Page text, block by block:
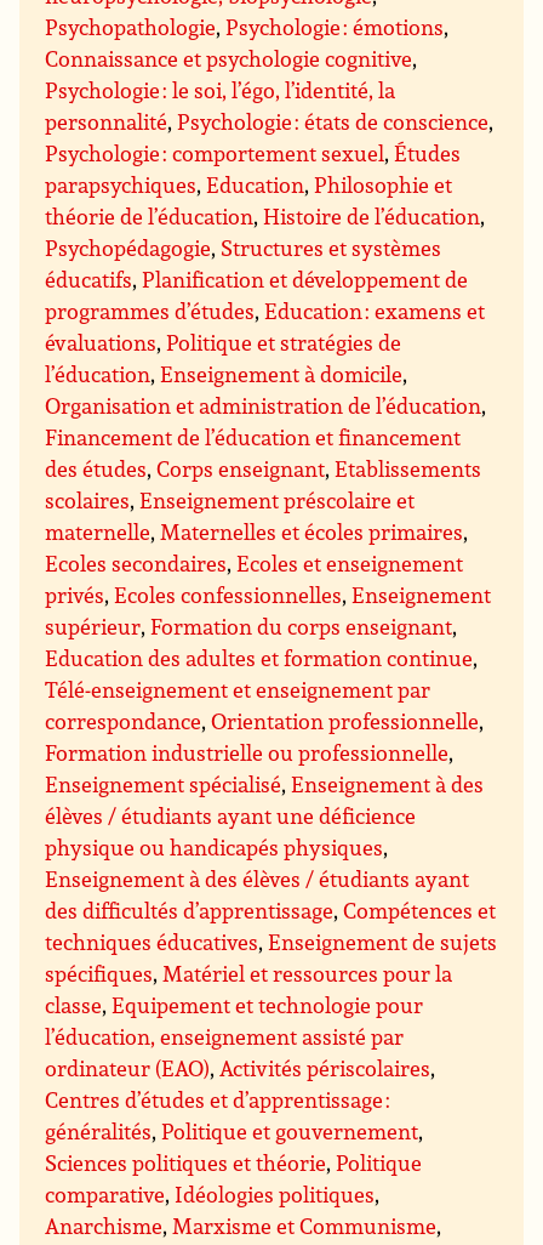
Psychopathologie,Psychologie : émotions,
Connaissance et psychologie cognitive,
Psychologie : le soi, l’égo, l’identité, la
personnalité,Psychologie : états de conscience,
Psychologie : comportement sexuel,Études
parapsychiques,Education,Philosophie et
théorie de l’éducation,Histoire de l’éducation,
Psychopédagogie, Structures et systèmes
éducatifs,Planification et développement de
programmes d’études,Education : examens et
évaluations,Politique et stratégies de
l’éducation,Enseignement à domicile,
Organisation et administration de l’éducation,
Financement de l’éducation et financement
des études,Corps enseignant,Etablissements
scolaires,Enseignement préscolaire et
maternelle,Maternelles et écoles primaires,
Ecoles secondaires,Ecoles et enseignement
privés,Ecoles confessionnelles,Enseignement
supérieur,Formation du corps enseignant,
Education des adultes et formation continue,
Télé-enseignement et enseignement par
correspondance,Orientation professionnelle,
Formation industrielle ou professionnelle,
Enseignement spécialisé,Enseignement à des
élèves / étudiants ayant une déficience
physique ou handicapés physiques,
Enseignement à des élèves / étudiants ayant
des difficultés d’apprentissage,Compétences et
techniques éducatives,Enseignement de sujets
spécifiques,Matériel et ressources pour la
classe,Equipement et technologie pour
l’éducation, enseignement assisté par
ordinateur (EAO),Activités périscolaires,
Centres d’études et d’apprentissage :
généralités,Politique et gouvernement,
Sciences politiques et théorie,Politique
comparative, Idéologies politiques,
Anarchisme,Marxisme et Communisme,